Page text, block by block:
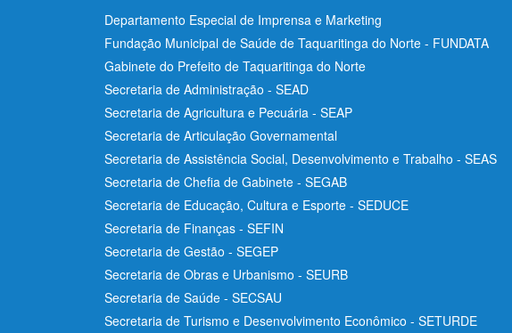
Departamento Especial de Imprensa e Marketing
Fundação Municipal de Saúde de Taquaritinga do Norte - FUNDATA
Gabinete do Prefeito de Taquaritinga do Norte
Secretaria de Administração - SEAD
Secretaria de Agricultura e Pecuária - SEAP
Secretaria de Articulação Governamental
Secretaria de Assistência Social, Desenvolvimento e Trabalho - SEAS
Secretaria de Chefia de Gabinete - SEGAB
Secretaria de Educação, Cultura e Esporte - SEDUCE
Secretaria de Finanças - SEFIN
Secretaria de Gestão - SEGEP
Secretaria de Obras e Urbanismo - SEURB
Secretaria de Saúde - SECSAU
Secretaria de Turismo e Desenvolvimento Econômico - SETURDE